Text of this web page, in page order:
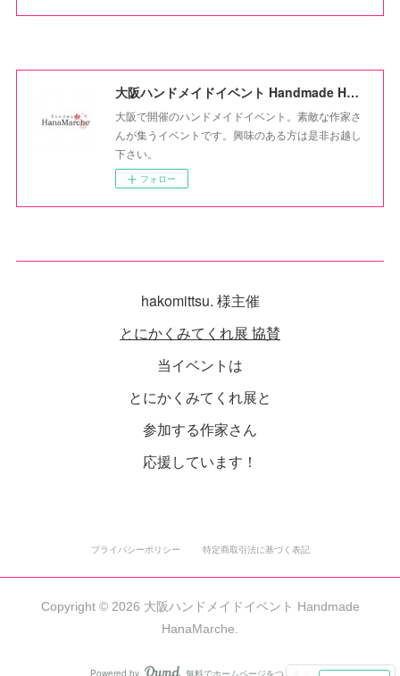
大阪ハンドメイドイベント Handmade HanaMarche
大阪で開催のハンドメイドイベント。素敵な作家さ
んが集うイベントです。興味のある方は是非お越し
下さい。
フォロー
hakomittsu. 様主催
とにかくみてくれ展 協賛
当イベントは
とにかくみてくれ展と
参加する作家さん
応援しています！
プライバシーポリシー 特定商取引法に基づく表記
Copyright © 2026 大阪ハンドメイドイベント Handmade
HanaMarche
Powered by 無料でホームページをつくろう